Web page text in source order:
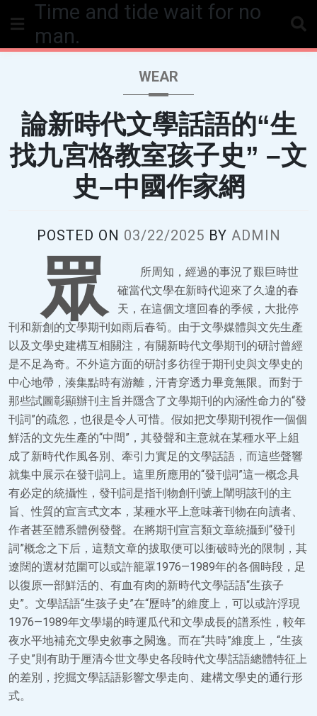
Time and tide wait for no
man.
WEAR
論新時代文學話語的“生
找九宮格教室孩子史” –文
史–中國作家網
POSTED ON 03/22/2025 BY ADMIN
眾
所周知，經過的事況了艱巨時世
確當代文學在新時代迎來了久違的春
天，在這個文壇回春的季候，大批停
刊和新創的文學期刊如雨后春筍。由于文學媒體與文先生產
以及文學史建構互相關注，有關新時代文學期刊的研討曾經
是不足為奇。不外這方面的研討多彷徨于期刊史與文學史的
中心地帶，湊集點時有游離，汗青穿透力畢竟無限。而對于
那些試圖彰顯辦刊主旨并隱含了文學期刊的內涵性命力的“發
刊詞”的疏忽，也很是令人可惜。假如把文學期刊視作一個個
鮮活的文先生產的“中間”，其發聲和主意就在某種水平上組
成了新時代作風各別、牽引力實足的文學話語，而這些聲響
就集中展示在發刊詞上。這里所應用的“發刊詞”這一概念具
有必定的統攝性，發刊詞是指刊物創刊號上闡明該刊的主
旨、性質的宣言式文本，某種水平上意味著刊物在向讀者、
作者甚至體系體例發聲。在將期刊宣言類文章統攝到“發刊
詞”概念之下后，這類文章的拔取便可以衝破時光的限制，其
遼闊的選材范圍可以或許籠罩1976—1989年的各個時段，足
以復原一部鮮活的、有血有肉的新時代文學話語“生孩子
史”。文學話語“生孩子史”在“歷時”的維度上，可以或許浮現
1976—1989年文學場的時運瓜代和文學成長的譜系性，較年
夜水平地補充文學史敘事之闕逸。而在“共時”維度上，“生孩
子史”則有助于厘清今世文學史各段時代文學話語總體特征上
的差別，挖掘文學話語影響文學走向、建構文學史的通行形
式。